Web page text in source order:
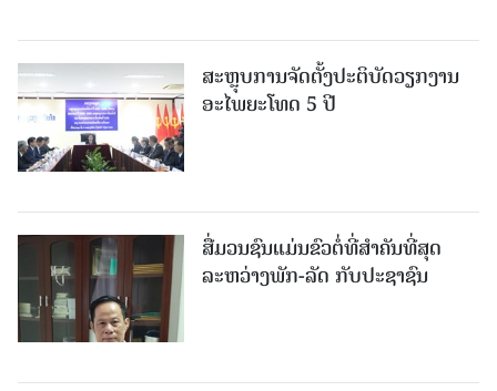
ສະຫຼຸບການຈັດຕັ້ງປະຕິບັດວຽກງານ
ອະໄພຍະໂທດ 5 ປີ
ສື່ມວນຊົນແມ່ນຂົວຕໍ່ທີ່ສໍາຄັນທີ່ສຸດ
ລະຫວ່າງພັກ-ລັດ ກັບປະຊາຊົນ